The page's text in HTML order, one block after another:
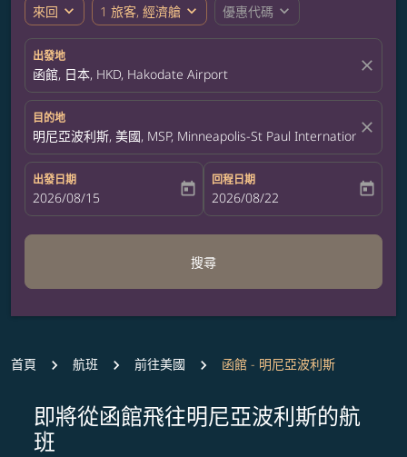
來回 expand_more 1 旅客, 經濟艙 expand_more 優惠代碼 expand_more
出發地
函館, 日本, HKD, Hakodate Airport close
目的地
明尼亞波利斯, 美國, MSP, Minneapolis-St Paul International
close
出發日期
fc-booking-departure-date-aria-label
2026/08/15 today
回程日期
fc-booking-return-date-aria-label
2026/08/22 today
搜尋
首頁 航班 前往美國 函館 - 明尼亞波利斯
即將從函館飛往明尼亞波利斯的航
班
無符合您設定條件的票價，請調整篩選條件。